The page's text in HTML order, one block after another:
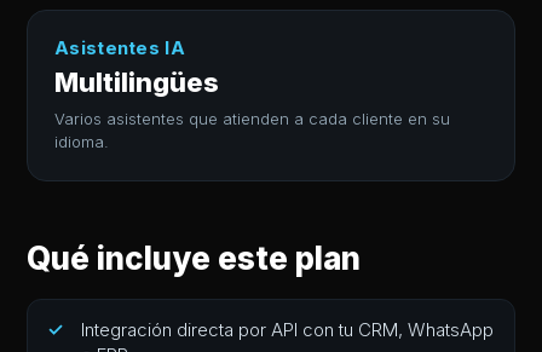
Asistentes IA
Multilingües
Varios asistentes que atienden a cada cliente en su
idioma.
Qué incluye este plan
Integración directa por API con tu CRM, WhatsApp